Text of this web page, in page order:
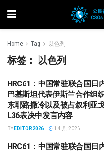
Home Tag 以色列
标签： 以色列
中国政府回应
HRC61：中国常驻联合国日
巴基斯坦代表伊斯兰合作组
东耶路撒冷以及被占叙利亚
L36表决中发言内容
BY EDITOR2026 1 4 月, 2026
中国政府回应
HRC61：中国常驻联合国日